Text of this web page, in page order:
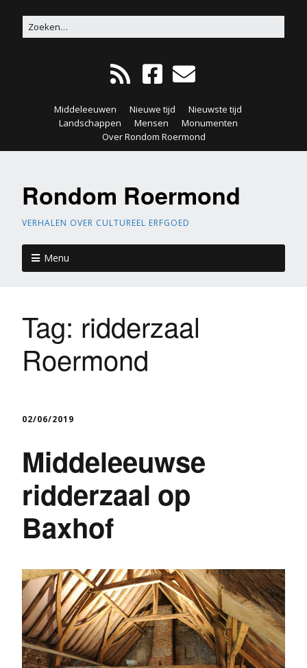
Middeleeuwen Nieuwe tijd
Nieuwste tijd
Landschappen
Mensen
Monumenten
Over Rondom Roermond
Rondom Roermond
VERHALEN OVER CULTUREEL ERFGOED
Menu
Tag: ridderzaal
Roermond
02/06/2019
Middeleeuwse
ridderzaal op
Baxhof